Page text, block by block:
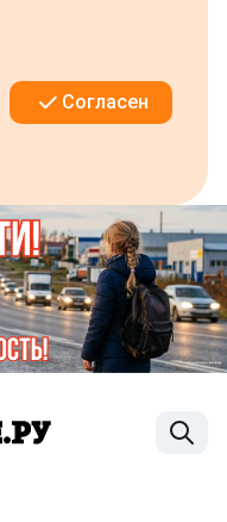
Согласен